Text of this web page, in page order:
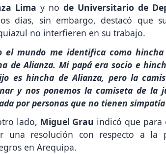
Lima y no de Universitario de
días, sin embargo, destacó que
no interfieren en su trabajo.
el mundo me identifica como hincha
de Alianza. Mi papá era socio e
es hincha de Alianza, pero la
y nos ponemos la camiseta de la
por personas que no tienen
lado, Miguel Grau indicó que para
una resolución con respecto a la
en Arequipa.